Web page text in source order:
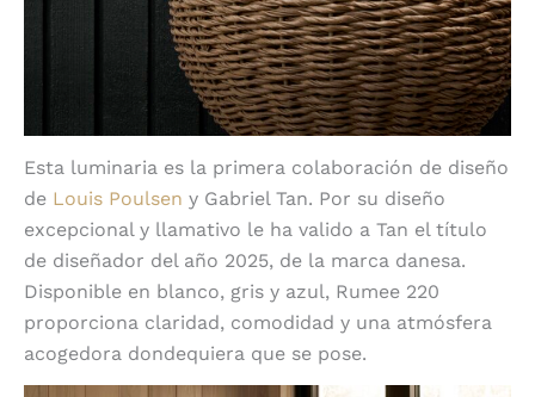
Esta luminaria es la primera colaboración de diseño
de Louis Poulsen y Gabriel Tan. Por su diseño
excepcional y llamativo le ha valido a Tan el título
de diseñador del año 2025, de la marca danesa.
Disponible en blanco, gris y azul, Rumee 220
proporciona claridad, comodidad y una atmósfera
acogedora dondequiera que se pose.